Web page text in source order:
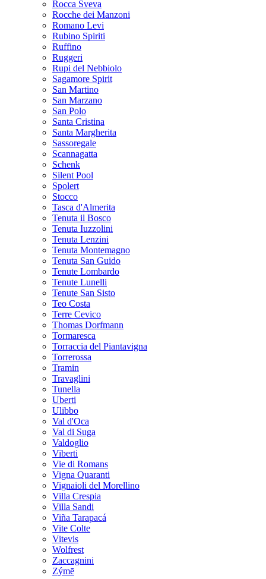
Rocca Sveva
Rocche dei Manzoni
Romano Levi
Rubino Spiriti
Ruffino
Ruggeri
Rupi del Nebbiolo
Sagamore Spirit
San Martino
San Marzano
San Polo
Santa Cristina
Santa Margherita
Sassoregale
Scannagatta
Schenk
Silent Pool
Spolert
Stocco
Tasca d'Almerita
Tenuta il Bosco
Tenuta Iuzzolini
Tenuta Lenzini
Tenuta Montemagno
Tenuta San Guido
Tenute Lombardo
Tenute Lunelli
Tenute San Sisto
Teo Costa
Terre Cevico
Thomas Dorfmann
Tormaresca
Torraccia del Piantavigna
Torrerossa
Tramin
Travaglini
Tunella
Uberti
Ulibbo
Val d'Oca
Val di Suga
Valdoglio
Viberti
Vie di Romans
Vigna Quaranti
Vignaioli del Morellino
Villa Crespia
Villa Sandi
Viña Tarapacá
Vite Colte
Vitevis
Wolfrest
Zaccagnini
Zýmē